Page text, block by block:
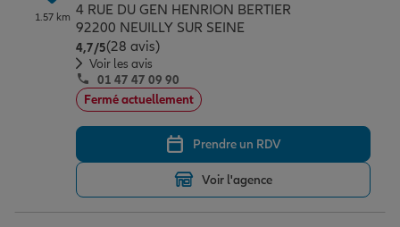
Investissements immobiliers
Transmission
Changer de voiture
Départ à la retraite
Assurance auto
Assurance habitation
Garantie des accidents de la vie
Professionnels
Allianz en France
1.57 km 4 RUE DU GEN HENRION BERTIER
92200 NEUILLY SUR SEINE
4,7/5Note de 4.7 sur 5
(28 avis)
Voir les avis
01 47 47 09 90
Fermé actuellement
Prendre un RDV
Voir l'agence